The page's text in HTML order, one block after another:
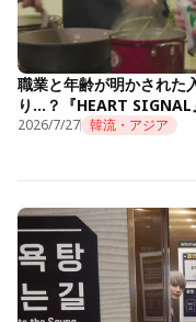
職業と年齢が明かされた
り…？『HEART SIGNAL
2026/7/27 韓流・アジア